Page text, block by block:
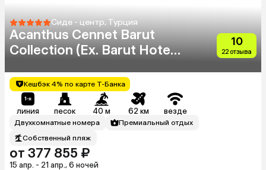
Сиде - центр, Турция
Acanthus Cennet Barut
Collection (Ex. Barut Hotels
10
22 отзыва
Кешбэк 4% по карте Т-Банка
линия песок 40 м 62 км везде
Двухкомнатные номера
Премиальный отдых
Собственный пляж
от 377 855 ₽
15 апр. - 21 апр., 6 ночей